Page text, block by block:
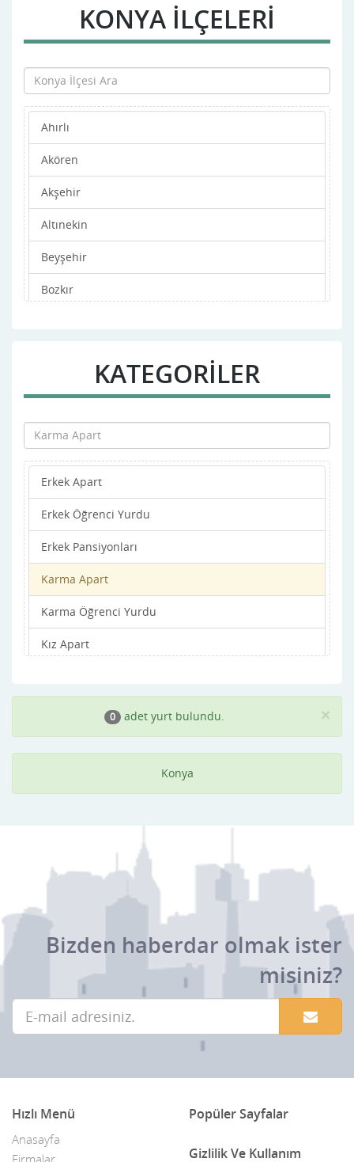
KONYA İLÇELERİ
Ahırlı
Akören
Akşehir
Altınekin
Beyşehir
Bozkır
Derbent
Derebucak
Doğanhisar
Emirgazi
Ereğli
Güneysınır
Hadim
Halkapınar
Meram
Merkez
Sarayönü
Seydişehir
Taşkent
Yunak
KATEGORİLER
Erkek Apart
Erkek Öğrenci Yurdu
Erkek Pansiyonları
Karma Apart
Karma Öğrenci Yurdu
Kız Apart
Kız Pansiyonları ×
0 adet yurt bulundu.
Konya
Bizden haberdar olmak ister
misiniz?
Hızlı Menü
Anasayfa
Popüler Sayfalar
Gizlilik Ve Kullanım